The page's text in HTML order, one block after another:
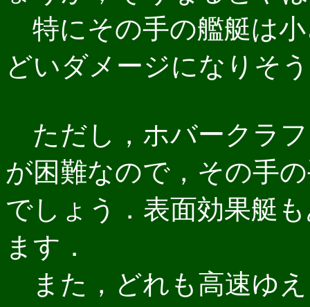
特にその手の艦艇は
どいダメージになりそ
ただし，ホバークラ
が困難なので，その手
でしょう．表面効果艇
ます．
また，どれも高速ゆ